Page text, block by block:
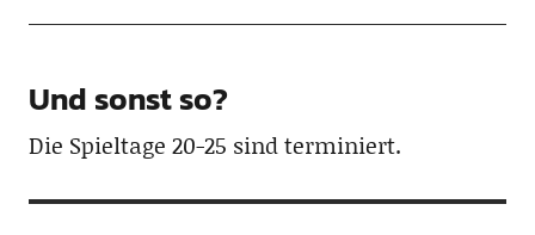
Und sonst so?
Die Spieltage 20-25 sind terminiert.